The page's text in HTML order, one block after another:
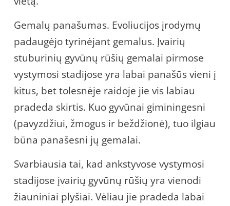
Gemalų panašumas. Evoliucijos įrodymų
padaugėjo tyrinėjant gemalus. Įvairių
stuburinių gyvūnų rūšių gemalai pirmose
vystymosi stadijose yra labai panašūs vieni į
kitus, bet tolesnėje raidoje jie vis labiau
pradeda skirtis. Kuo gyvūnai giminingesni
(pavyzdžiui, žmogus ir beždžionė), tuo ilgiau
būna panašesni jų gemalai.
Svarbiausia tai, kad ankstyvose vystymosi
stadijose įvairių gyvūnų rūšių yra vienodi
žiauniniai plyšiai. Vėliau jie pradeda labai